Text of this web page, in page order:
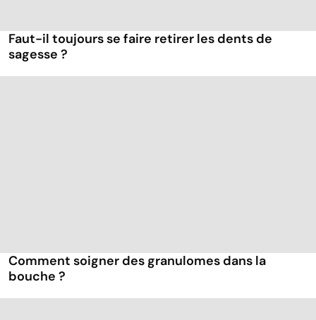
Faut-il toujours se faire retirer les dents de
sagesse ?
Comment soigner des granulomes dans la
bouche ?